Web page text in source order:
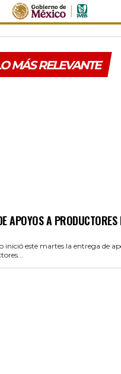
MÁS RELEVANTE
APOYOS A PRODUCTORES
inició este martes la entrega de